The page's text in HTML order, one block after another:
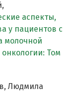
аспекты,
у пациентов с
молочной
Том
Людмила